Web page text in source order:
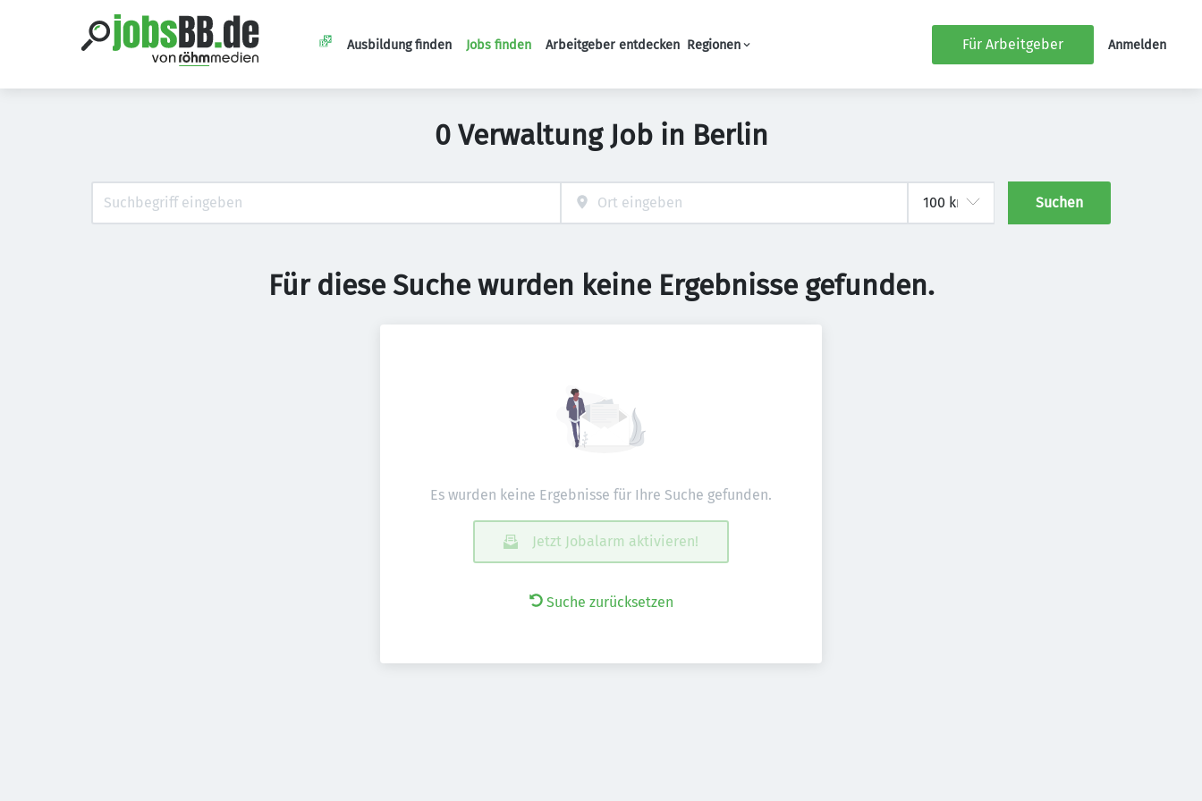
Haupt-Navigation
Ausbildung finden Jobs finden Arbeitgeber entdecken Regionen Für Arbeitgeber Anmelden
0 Verwaltung Job in Berlin
Suchen
Für diese Suche wurden keine Ergebnisse gefunden.
Es wurden keine Ergebnisse für Ihre Suche gefunden.
Jetzt Jobalarm aktivieren!
Suche zurücksetzen